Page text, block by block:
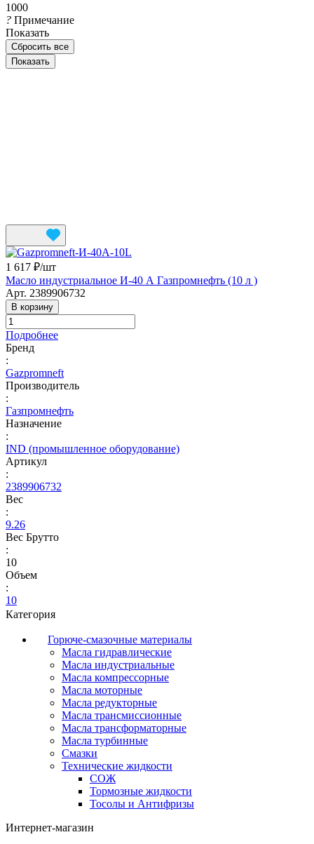
1000
? Примечание
Показать
Сбросить все
1 617 ₽/шт
Масло индустриальное И-40 А Газпромнефть (10 л )
Арт. 2389906732
В корзину
Подробнее
Бренд
:
Gazpromneft
Производитель
:
Газпромнефть
Назначение
:
IND (промышленное оборудование)
Артикул
:
2389906732
Вес
:
9.26
Вес Брутто
:
10
Объем
:
10
Категория
Горюче-смазочные материалы
Масла гидравлические
Масла индустриальные
Масла компрессорные
Масла моторные
Масла редукторные
Масла трансмиссионные
Масла трансформаторные
Масла турбинные
Смазки
Технические жидкости
СОЖ
Тормозные жидкости
Тосолы и Антифризы
Интернет-магазин